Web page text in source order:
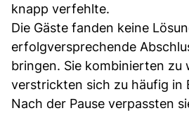
knapp verfehlte.
Die Gäste fanden keine
erfolgversprechende
bringen. Sie kombinierten zu
verstrickten sich zu häufig in
Nach der Pause verpassten